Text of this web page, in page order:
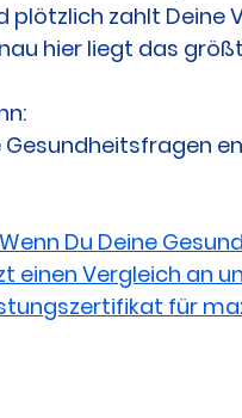
plötzlich zahlt Deine
hier liegt das
Gesundheitsfragen
Wenn Du Deine
einen Vergleich an
für